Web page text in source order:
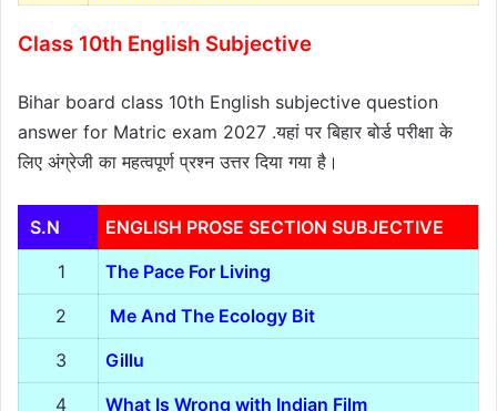
Class 10th English Subjective
Bihar board class 10th English subjective question
answer for Matric exam 2027 .यहां पर बिहार बोर्ड परीक्षा के
लिए अंग्रेजी का महत्वपूर्ण प्रश्न उत्तर दिया गया है।
S.N
ENGLISH PROSE SECTION SUBJECTIVE
1
The Pace For Living
2
Me And The Ecology Bit
3
Gillu
4
What Is Wrong with Indian Film